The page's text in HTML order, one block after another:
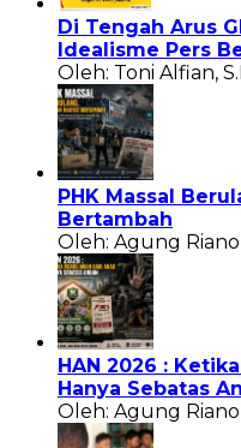
Di Tengah Arus
Idealisme Pers
Oleh: Toni Alfian,
PHK Massal
Bertambah
Oleh: Agung Riano
HAN 2026 :
Hanya Sebatas
Oleh: Agung Riano